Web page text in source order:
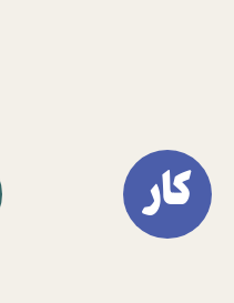
کار